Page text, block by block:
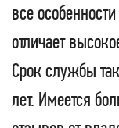
все
отличает
Срок службы
лет. Имеется